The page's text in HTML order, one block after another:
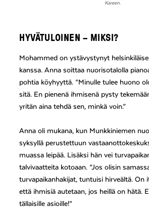
Kareen.
HYVÄTULOINEN – MIKSI?
Mohammed on ystävystynyt
kanssa. Anna soittaa nuorisotalolla
pohtia köyhyyttä. ”Minulle tulee huono
sitä. En pienenä ihmisenä pysty
yritän aina tehdä sen, minkä voin.”
Anna oli mukana, kun Munkkiniemen
syksyllä perustettuun
muassa leipää. Lisäksi hän vei
talvivaatteita kotoaan. ”Jos olisin
turvapaikanhakijat, tuntuisi hirveältä. On
että ihmisiä autetaan, jos heillä on hätä.
tällaisille asioille!”